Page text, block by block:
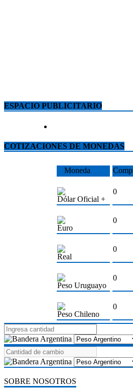
ESPACIO PUBLICITARIO
COTIZACIONES DE MONEDAS
Moneda
Dólar Oficial +
0
Euro
0
Real
0
Peso Uruguayo
0
Peso Chileno
0
SOBRE NOSOTROS